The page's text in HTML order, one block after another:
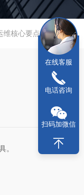
维核心要点介绍
。
在线客服
电话咨询
扫码加微信